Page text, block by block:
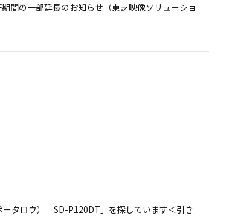
間の一部延長のお知らせ（東芝映像ソリューショ
タロウ）「SD-P120DT」を探しています＜引き
しています。
CEU2-WHシリーズを含む）」を〈レグザ〉に
/ U500R / U640 / U1.0 / U1.0R / U1.5 / U1.5R」を
タロウ）「SD-P120DT」を探しています＜引き
タロウ）「SD-P120DT」を探しています＜引き
ご愛用のお客様へ